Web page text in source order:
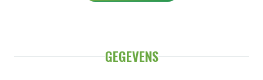
GEGEVENS